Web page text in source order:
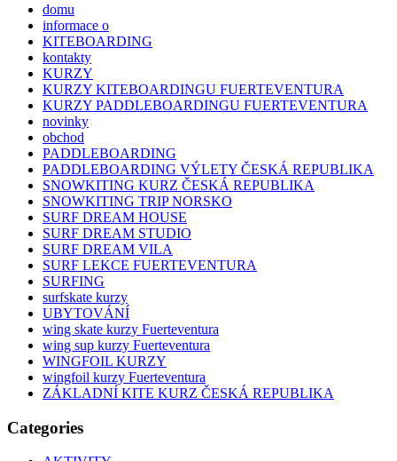
domu
informace o
KITEBOARDING
kontakty
KURZY
KURZY KITEBOARDINGU FUERTEVENTURA
KURZY PADDLEBOARDINGU FUERTEVENTURA
novinky
obchod
PADDLEBOARDING
PADDLEBOARDING VÝLETY ČESKÁ REPUBLIKA
SNOWKITING KURZ ČESKÁ REPUBLIKA
SNOWKITING TRIP NORSKO
SURF DREAM HOUSE
SURF DREAM STUDIO
SURF DREAM VILA
SURF LEKCE FUERTEVENTURA
SURFING
surfskate kurzy
UBYTOVÁNÍ
wing skate kurzy Fuerteventura
wing sup kurzy Fuerteventura
WINGFOIL KURZY
wingfoil kurzy Fuerteventura
ZÁKLADNÍ KITE KURZ ČESKÁ REPUBLIKA
Categories